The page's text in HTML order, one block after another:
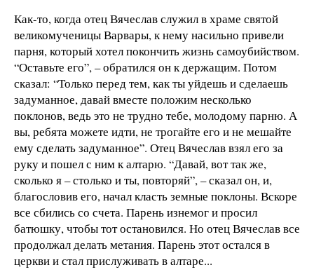
Как-то, когда отец Вячеслав служил в храме святой
великомученицы Варвары, к нему насильно привели
парня, который хотел покончить жизнь самоубийством.
“Оставьте его”, – обратился он к держащим. Потом
сказал: “Только перед тем, как ты уйдешь и сделаешь
задуманное, давай вместе положим несколько
поклонов, ведь это не трудно тебе, молодому парню. А
вы, ребята можете идти, не трогайте его и не мешайте
ему сделать задуманное”. Отец Вячеслав взял его за
руку и пошел с ним к алтарю. “Давай, вот так же,
сколько я – столько и ты, повторяй”, – сказал он, и,
благословив его, начал класть земные поклоны. Вскоре
все сбились со счета. Парень изнемог и просил
батюшку, чтобы тот остановился. Но отец Вячеслав все
продолжал делать метания. Парень этот остался в
церкви и стал прислуживать в алтаре...